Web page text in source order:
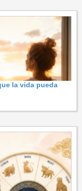
la vida pueda